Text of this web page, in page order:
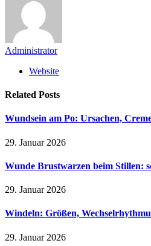
Administrator
Website
Related Posts
Wundsein am Po: Ursachen,
29. Januar 2026
Wunde Brustwarzen beim Stillen:
29. Januar 2026
Windeln: Größen,
29. Januar 2026